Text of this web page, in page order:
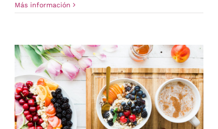
Well
Más información